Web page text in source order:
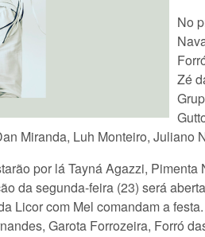
No
Zé
Miranda, Luh Monteiro, Juliano
por lá Tayná Agazzi,
da segunda-feira (23) será
Licor com Mel comandam a
Garota Forrozeira, Forró